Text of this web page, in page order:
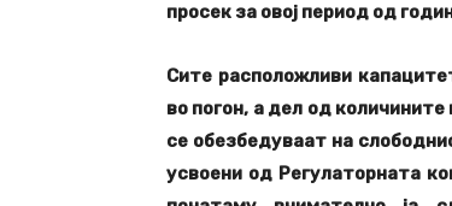
просек за овој период од
Сите расположливи
во погон, а дел од
се обезбедуваат на
усвоени од Регулаторната